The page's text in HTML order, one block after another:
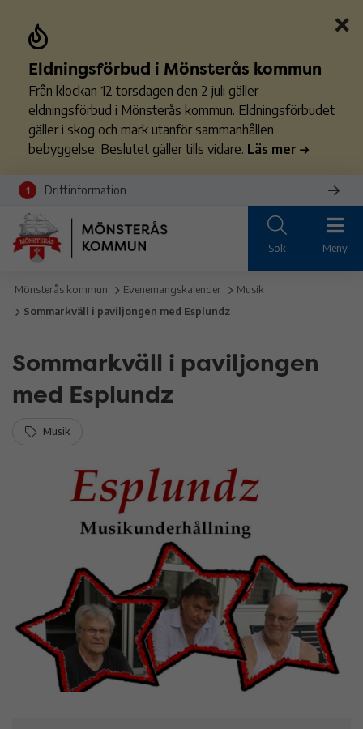
Eldningsförbud i Mönsterås kommun
Från klockan 12 torsdagen den 2 juli gäller
eldningsförbud i Mönsterås kommun. Eldningsförbudet
gäller i skog och mark utanför sammanhållen
bebyggelse. Beslutet gäller tills vidare. Läs mer
1 Driftinformation
Sök Meny
Mönsterås kommun Evenemangskalender
Musik
Sommarkväll i paviljongen med Esplundz
Sommarkväll i paviljongen
med Esplundz
Musik